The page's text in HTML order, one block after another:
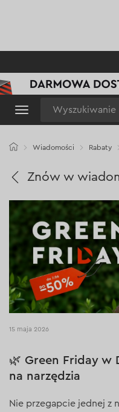
Wiadomości Rabaty
Znów w
15 maja 2026
🌿 Green Friday w
na narzędzia
Nie przegapcie jednej z